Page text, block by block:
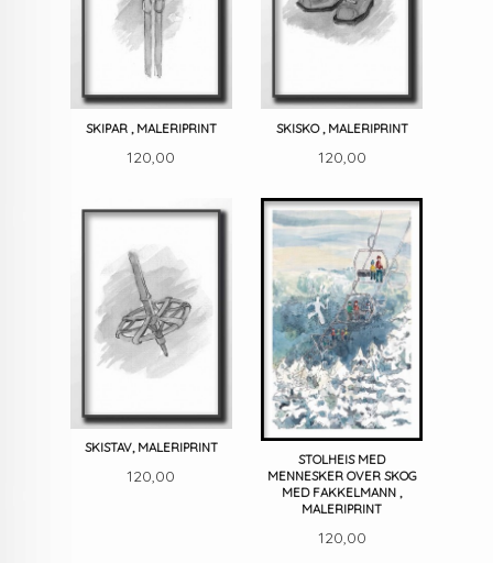
SKIPAR , MALERIPRINT
Pris
120,00
SKISKO , MALERIPRINT
Pris
120,00
SKISTAV, MALERIPRINT
Pris
120,00
STOLHEIS MED
MENNESKER OVER SKOG
MED FAKKELMANN ,
MALERIPRINT
Pris
120,00